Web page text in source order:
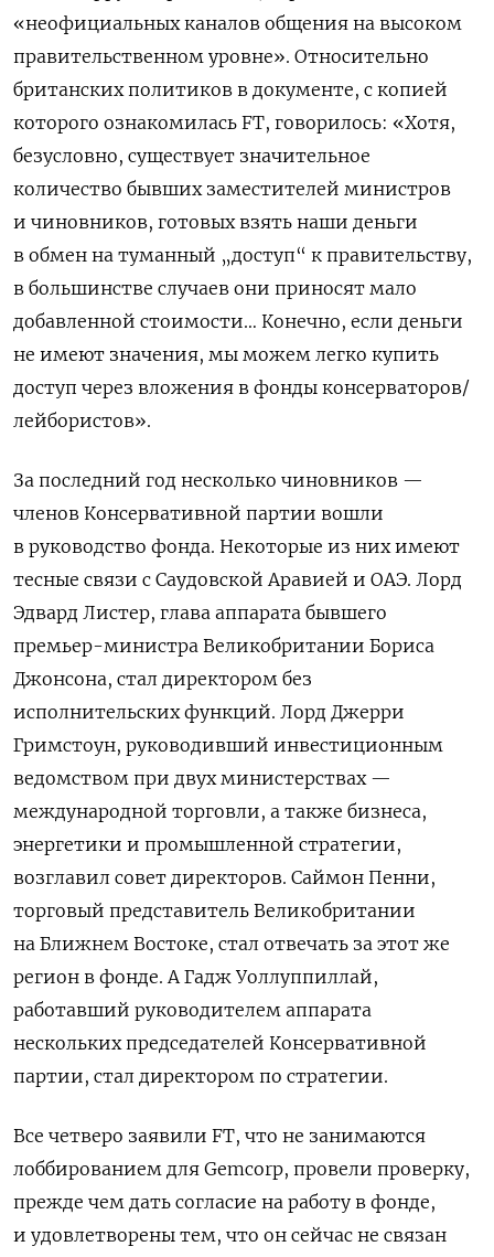
«неофициальных каналов общения на высоком
правительственном уровне». Относительно
британских политиков в документе, с копией
которого ознакомилась FT, говорилось: «Хотя,
безусловно, существует значительное
количество бывших заместителей министров
и чиновников, готовых взять наши деньги
в обмен на туманный „доступ“ к правительству,
в большинстве случаев они приносят мало
добавленной стоимости… Конечно, если деньги
не имеют значения, мы можем легко купить
доступ через вложения в фонды консерваторов/
лейбористов».
За последний год несколько чиновников —
членов Консервативной партии вошли
в руководство фонда. Некоторые из них имеют
тесные связи с Саудовской Аравией и ОАЭ. Лорд
Эдвард Листер, глава аппарата бывшего
премьер-министра Великобритании Бориса
Джонсона, стал директором без
исполнительских функций. Лорд Джерри
Гримстоун, руководивший инвестиционным
ведомством при двух министерствах —
международной торговли, а также бизнеса,
энергетики и промышленной стратегии,
возглавил совет директоров. Саймон Пенни,
торговый представитель Великобритании
на Ближнем Востоке, стал отвечать за этот же
регион в фонде. А Гадж Уоллуппиллай,
работавший руководителем аппарата
нескольких председателей Консервативной
партии, стал директором по стратегии.
Все четверо заявили FT, что не занимаются
лоббированием для Gemcorp, провели проверку,
прежде чем дать согласие на работу в фонде,
и удовлетворены тем, что он сейчас не связан